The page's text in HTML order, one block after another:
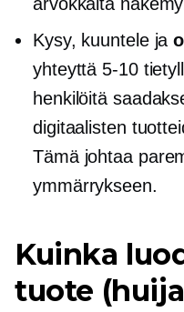
Kysy, kuuntele ja
yhteyttä 5-10
henkilöitä
digitaalisten
Tämä johtaa
ymmärrykseen.
Kuinka
tuote